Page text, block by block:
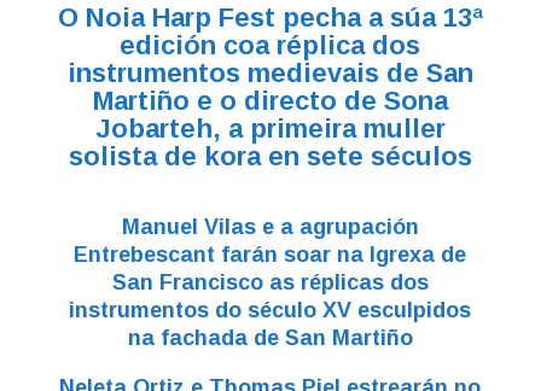
O Noia Harp Fest pecha a súa 13ª
edición coa réplica dos
instrumentos medievais de San
Martiño e o directo de Sona
Jobarteh, a primeira muller
solista de kora en sete séculos
Manuel Vilas e a agrupación
Entrebescant farán soar na Igrexa de
San Francisco as réplicas dos
instrumentos do século XV esculpidos
na fachada de San Martiño